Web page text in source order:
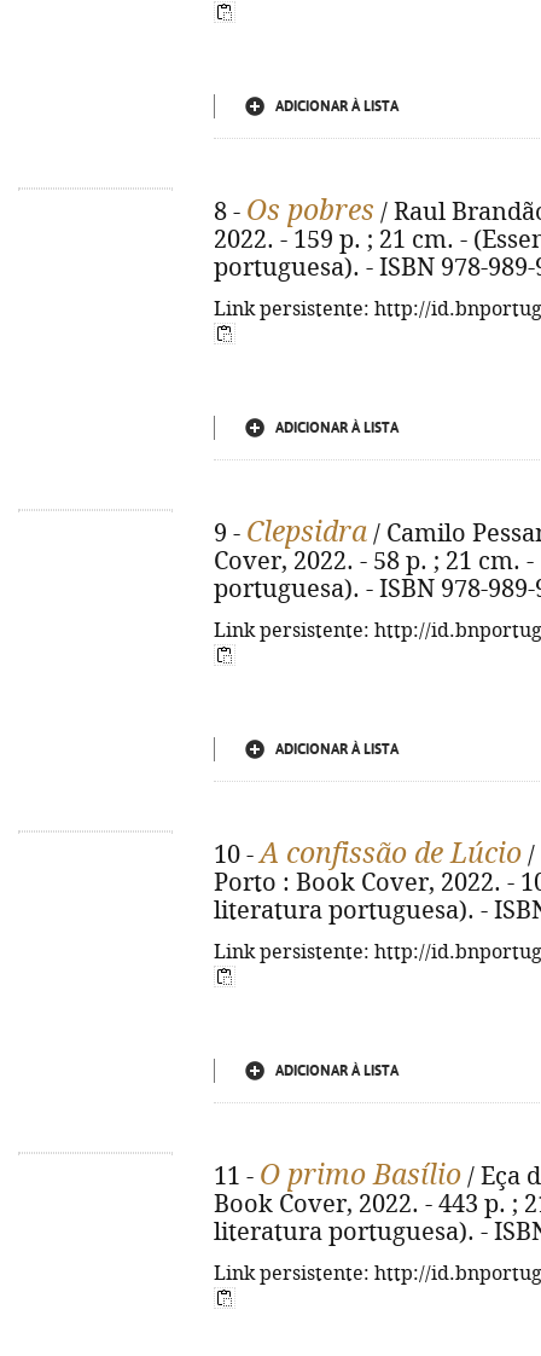
ADICIONAR À LISTA
8 - Os pobres / Raul
2022. - 159 p. ; 21 cm. -
portuguesa). - ISBN 978-989-
Link persistente: http://
ADICIONAR À LISTA
9 - Clepsidra / Camilo
Cover, 2022. - 58 p. ; 21 cm.
portuguesa). - ISBN 978-989-
Link persistente: http://
ADICIONAR À LISTA
10 -A confissão de Lúcio /
Porto : Book Cover, 2022. -
literatura portuguesa). -
Link persistente: http://
ADICIONAR À LISTA
11 - O primo Basílio / Eça
Book Cover, 2022. - 443 p. ;
literatura portuguesa). -
Link persistente: http://